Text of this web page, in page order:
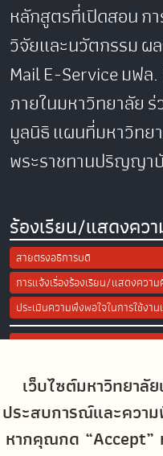
เว็บไซต์มหาวิทยาลั
ประสบการณ์และความ
หากคุณกด “Accept”
หลักสูตรที่เปิดสอนก
วิจัยและนวัตกรรมผ
MailE-Serviceมฟล.
ภายในมหาวิทยาลัย
มูลนิธิแผนที่มหาวิทย
พระราชทานปริญญา
ร้องเรียน/แสดงคว
สายตรงอธิการบดี
การแจ้งเรื่องร้องเรียน/แสดงความ
ประเมินความพึงพอใจในการใช้งา
Site Map